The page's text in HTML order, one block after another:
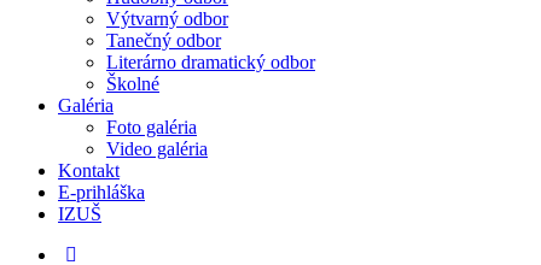
Výtvarný odbor
Tanečný odbor
Literárno dramatický odbor
Školné
Galéria
Foto galéria
Video galéria
Kontakt
E-prihláška
IZUŠ